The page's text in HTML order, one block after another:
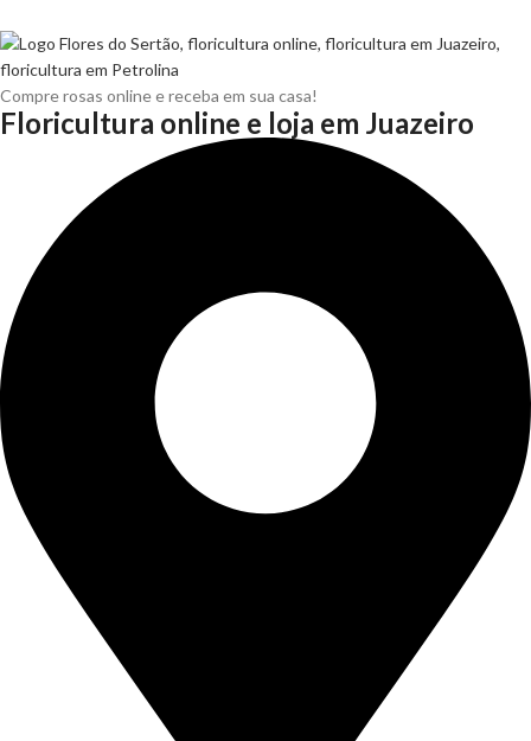
Compre rosas online e receba em sua casa!
Floricultura online e loja em Juazeiro